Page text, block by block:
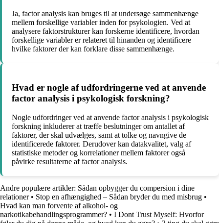
Ja, factor analysis kan bruges til at undersøge sammenhænge
mellem forskellige variabler inden for psykologien. Ved at
analysere faktorstrukturer kan forskerne identificere, hvordan
forskellige variabler er relateret til hinanden og identificere
hvilke faktorer der kan forklare disse sammenhænge.
Hvad er nogle af udfordringerne ved at anvende
factor analysis i psykologisk forskning?
Nogle udfordringer ved at anvende factor analysis i psykologisk
forskning inkluderer at træffe beslutninger om antallet af
faktorer, der skal udvælges, samt at tolke og navngive de
identificerede faktorer. Derudover kan datakvalitet, valg af
statistiske metoder og korrelationer mellem faktorer også
påvirke resultaterne af factor analysis.
Andre populære artikler: Sådan opbygger du compersion i dine
relationer • Stop en afhængighed – Sådan bryder du med misbrug •
Hvad kan man forvente af alkohol- og
narkotikabehandlingsprogrammer? • I Dont Trust Myself: Hvorfor